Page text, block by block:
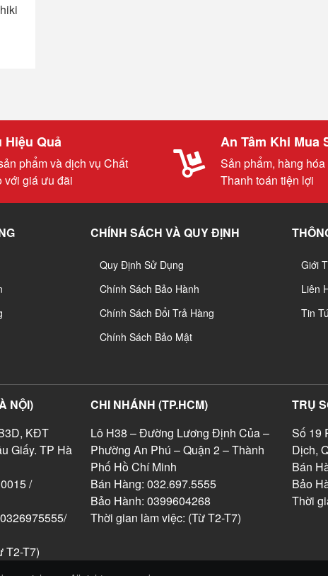
Hiệu Quả
phẩm và dịch vụ Chất
với giá ưu đãi
An Tâm Khi Mua
Sản phẩm, hàng
Thanh toán tiện lợi
CHÍNH SÁCH VÀ QUY ĐỊNH
Quy Định Sử Dụng
Chính Sách Bảo Hành
Chính Sách Đổi Trả Hàng
Chính Sách Bảo Mật
Giới
Liên
Tin
NỘI)
KĐT
Giấy. TP Hà
/
T2-T7)
CHI NHÁNH (TP.HCM)
Lô H38 – Đường Lương Định Của –
Phường An Phú – Quận 2 – Thành
Phố Hồ Chí Minh
Bán Hàng: 032.697.5555
Bảo Hành: 0399604268
Thời gian làm việc: (Từ T2-T7)
TRỤ
Số 19
Dịch,
Bán
Bảo
Thời